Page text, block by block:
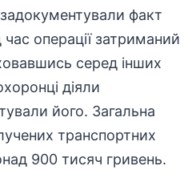
задокументували факт
операції затриманий
серед інших
діяли
його. Загальна
транспортних
900 тисяч гривень.